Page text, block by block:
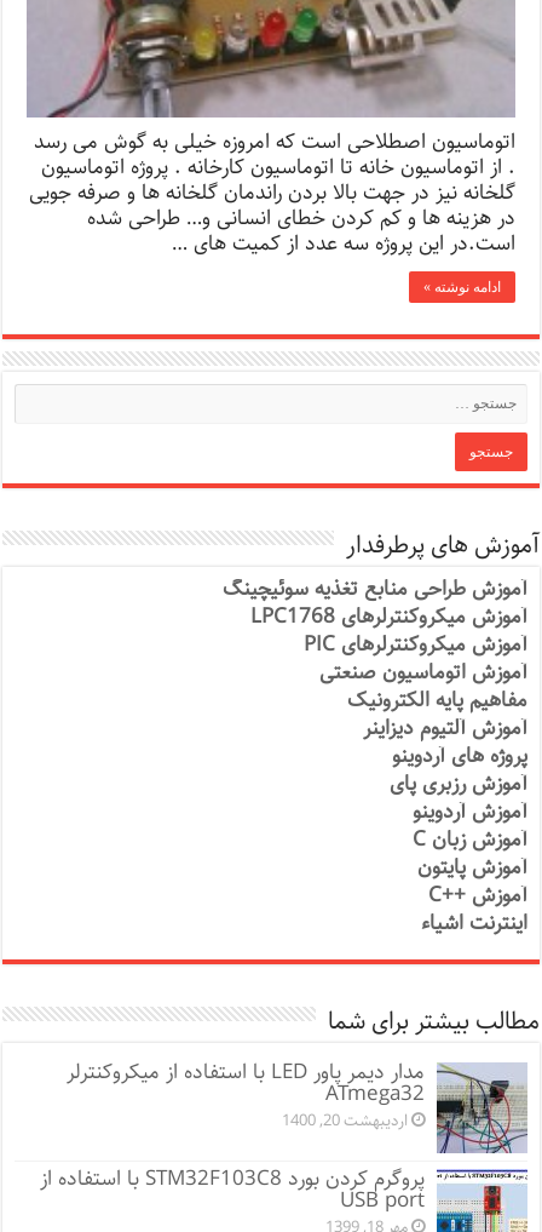
اتوماسیون اصطلاحی است که امروزه خیلی به گوش می رسد
. از اتوماسیون خانه تا اتوماسیون کارخانه . پروژه اتوماسیون
گلخانه نیز در جهت بالا بردن راندمان گلخانه ها و صرفه جویی
در هزینه ها و کم کردن خطای انسانی و… طراحی شده
است.در این پروژه سه عدد از کمیت های …
ادامه نوشته »
آموزش های پرطرفدار
آموزش طراحی منابع تغذیه سوئیچینگ
آموزش میکروکنترلرهای LPC1768
آموزش میکروکنترلرهای PIC
آموزش اتوماسیون صنعتی
مفاهیم پایه الکترونیک
آموزش آلتیوم دیزاینر
پروژه های آردوینو
آموزش رزبری پای
آموزش آردوینو
آموزش زبان C
آموزش پایتون
آموزش ++C
اینترنت اشیاء
مطالب بیشتر برای شما
مدار دیمر پاور LED با استفاده از میکروکنترلر
ATmega32
اردیبهشت 20, 1400
پروگرم کردن بورد STM32F103C8 با استفاده از
USB port